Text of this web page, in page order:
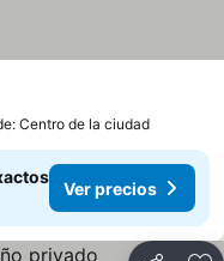
Centro de la ciudad
Ver precios